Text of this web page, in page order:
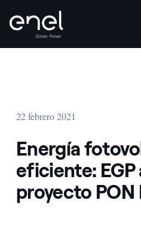
22 febrero 2021
Energía
eficiente:
proyecto PON